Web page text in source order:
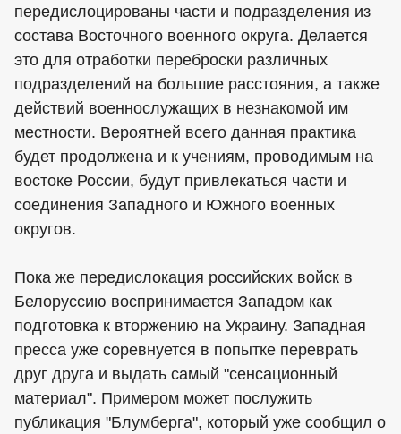
передислоцированы части и подразделения из
состава Восточного военного округа. Делается
это для отработки переброски различных
подразделений на большие расстояния, а также
действий военнослужащих в незнакомой им
местности. Вероятней всего данная практика
будет продолжена и к учениям, проводимым на
востоке России, будут привлекаться части и
соединения Западного и Южного военных
округов.
Пока же передислокация российских войск в
Белоруссию воспринимается Западом как
подготовка к вторжению на Украину. Западная
пресса уже соревнуется в попытке переврать
друг друга и выдать самый "сенсационный
материал". Примером может послужить
публикация "Блумберга", который уже сообщил о